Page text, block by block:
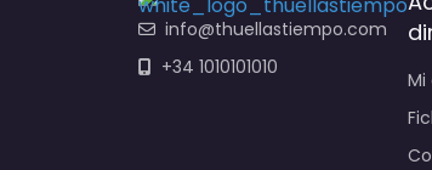
info@thuellastiempo.com
+34 1010101010